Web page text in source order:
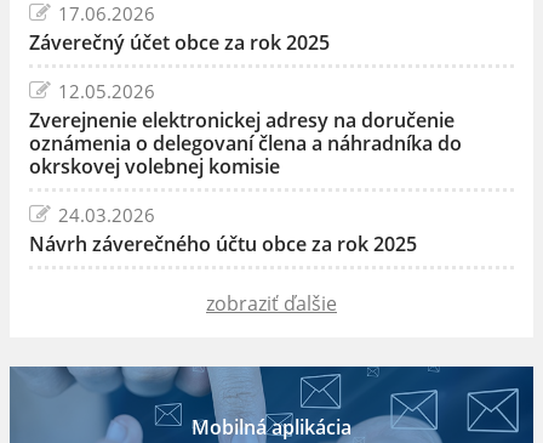
17.06.2026
Záverečný účet obce za rok 2025
12.05.2026
Zverejnenie elektronickej adresy na doručenie
oznámenia o delegovaní člena a náhradníka do
okrskovej volebnej komisie
24.03.2026
Návrh záverečného účtu obce za rok 2025
zobraziť ďalšie
Mobilná aplikácia